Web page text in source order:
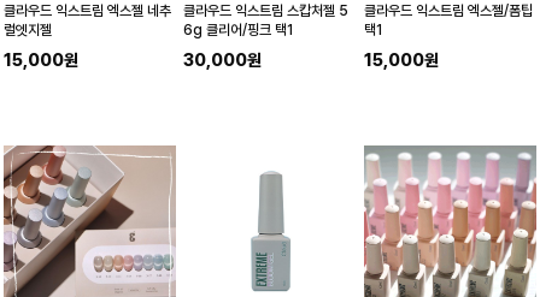
클라우드 익스트림 엑스젤 네추
럴엣지젤
15,000원
클라우드 익스트림 스캅처젤 5
6g 클리어/핑크 택1
30,000원
클라우드 익스트림 엑스젤/폼팁
택1
15,000원